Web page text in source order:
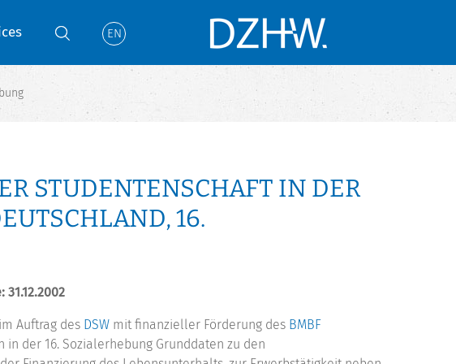
EN
STUDENTENSCHAFT IN DER
16.
Auftrag des DSW mit finanzieller Förderung des BMBF
der 16. Sozialerhebung Grunddaten zu den